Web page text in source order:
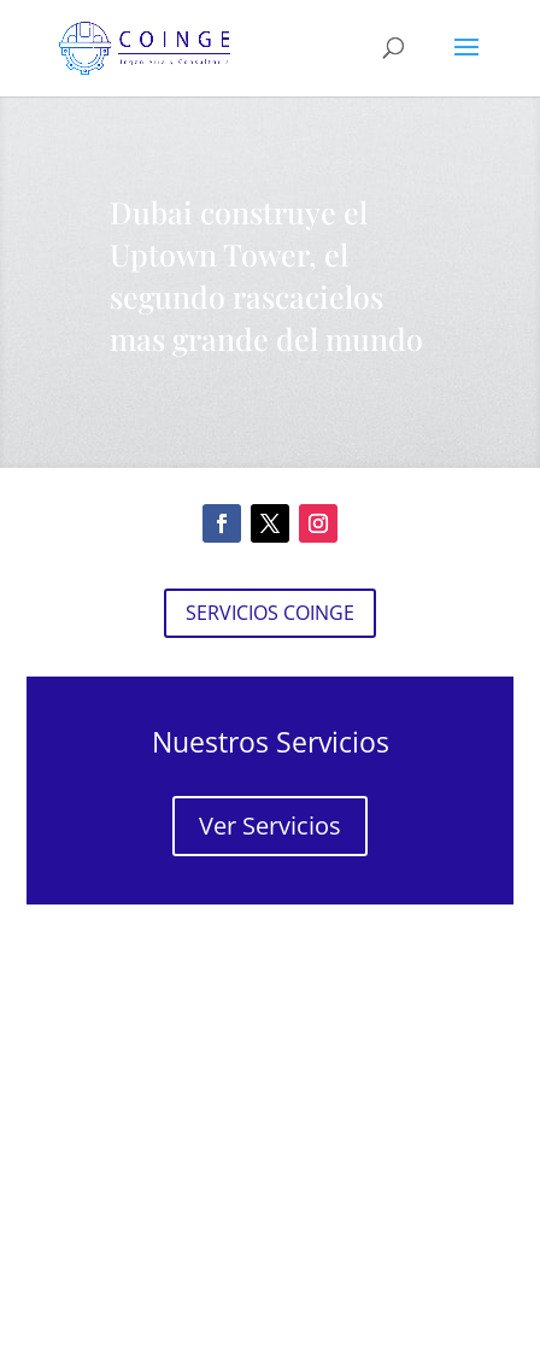
Dubai construye el
Uptown Tower, el
segundo rascacielos
mas grande del mundo
SERVICIOS COINGE
Nuestros Servicios
Ver Servicios